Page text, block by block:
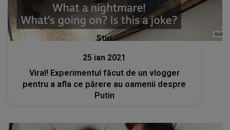
Stiri
25 ian 2021
Viral! Experimentul făcut de un vlogger
pentru a afla ce părere au oamenii despre
Putin